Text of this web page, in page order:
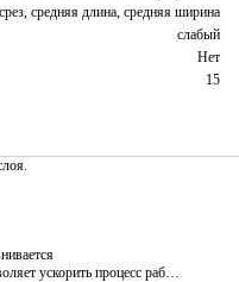
средняя длина, средняя ширина
слабый
Нет
15
ускорить процесс раб…